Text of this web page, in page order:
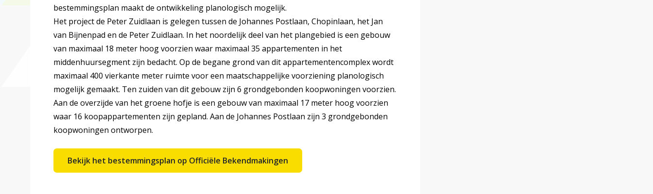
bestemmingsplan maakt de ontwikkeling planologisch mogelijk.
Het project de Peter Zuidlaan is gelegen tussen de Johannes Postlaan, Chopinlaan, het Jan
van Bijnenpad en de Peter Zuidlaan. In het noordelijk deel van het plangebied is een gebouw
van maximaal 18 meter hoog voorzien waar maximaal 35 appartementen in het
middenhuursegment zijn bedacht. Op de begane grond van dit appartementencomplex wordt
maximaal 400 vierkante meter ruimte voor een maatschappelijke voorziening planologisch
mogelijk gemaakt. Ten zuiden van dit gebouw zijn 6 grondgebonden koopwoningen voorzien.
Aan de overzijde van het groene hofje is een gebouw van maximaal 17 meter hoog voorzien
waar 16 koopappartementen zijn gepland. Aan de Johannes Postlaan zijn 3 grondgebonden
koopwoningen ontworpen.
Bekijk het bestemmingsplan op Officiële Bekendmakingen